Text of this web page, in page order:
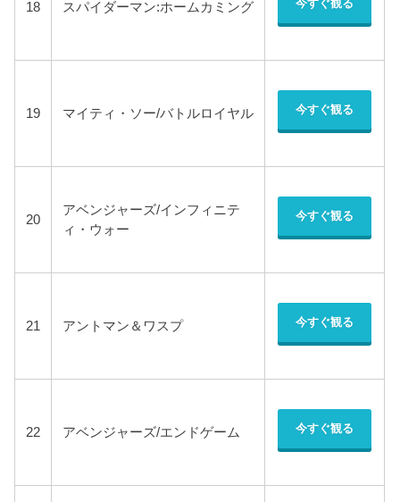
18 スパイダーマン:ホームカミング 今すぐ観る
19 マイティ・ソー/バトルロイヤル 今すぐ観る
20
アベンジャーズ/インフィニテ
ィ・ウォー
今すぐ観る
21 アントマン＆ワスプ 今すぐ観る
22 アベンジャーズ/エンドゲーム 今すぐ観る